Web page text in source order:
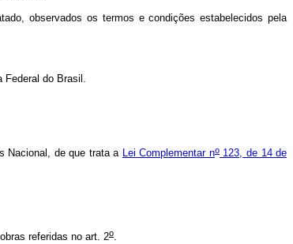
observados os termos e condições estabelecidos pela
Federal do Brasil.
Nacional, de que trata a Lei Complementar no123, de 14 de
referidas no art. 2o.